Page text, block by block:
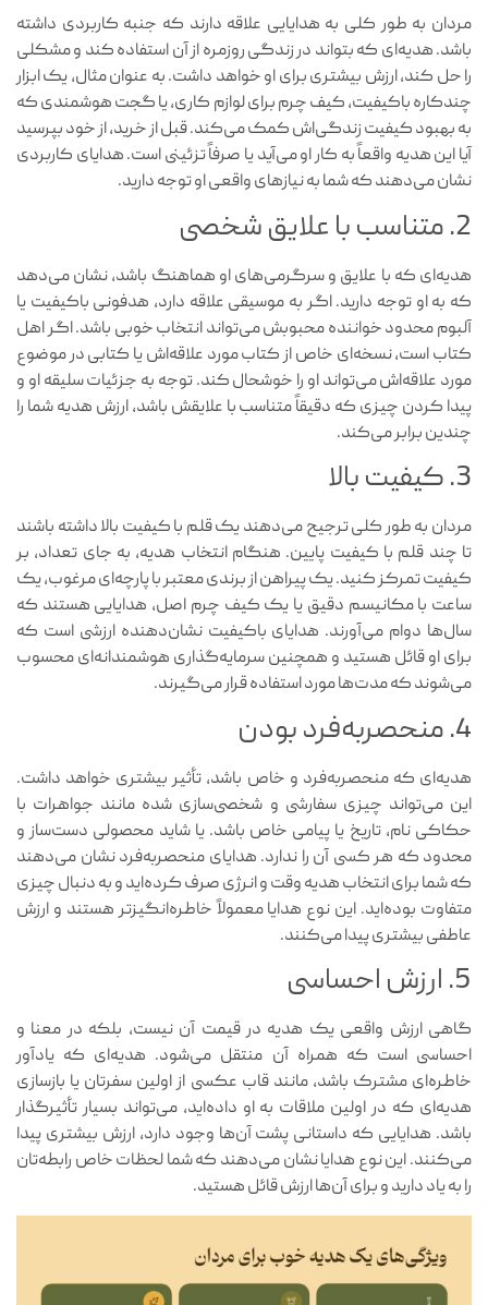
مردان به طور کلی به هدایایی علاقه دارند که جنبه کاربردی داشته
باشد. هدیه‌ای که بتواند در زندگی روزمره از آن استفاده کند و مشکلی
را حل کند، ارزش بیشتری برای او خواهد داشت. به عنوان مثال، یک ابزار
چندکاره باکیفیت، کیف چرم برای لوازم کاری، یا گجت هوشمندی که
به بهبود کیفیت زندگی‌اش کمک می‌کند. قبل از خرید، از خود بپرسید
آیا این هدیه واقعاً به کار او می‌آید یا صرفاً تزئینی است. هدایای کاربردی
نشان می‌دهند که شما به نیازهای واقعی او توجه دارید.
2. متناسب با علایق شخصی
هدیه‌ای که با علایق و سرگرمی‌های او هماهنگ باشد، نشان می‌دهد
که به او توجه دارید. اگر به موسیقی علاقه دارد، هدفونی باکیفیت یا
آلبوم محدود خواننده محبوبش می‌تواند انتخاب خوبی باشد. اگر اهل
کتاب است، نسخه‌ای خاص از کتاب مورد علاقه‌اش یا کتابی در موضوع
مورد علاقه‌اش می‌تواند او را خوشحال کند. توجه به جزئیات سلیقه او و
پیدا کردن چیزی که دقیقاً متناسب با علایقش باشد، ارزش هدیه شما را
چندین برابر می‌کند.
3. کیفیت بالا
مردان به طور کلی ترجیح می‌دهند یک قلم با کیفیت بالا داشته باشند
تا چند قلم با کیفیت پایین. هنگام انتخاب هدیه، به جای تعداد، بر
کیفیت تمرکز کنید. یک پیراهن از برندی معتبر با پارچه‌ای مرغوب، یک
ساعت با مکانیسم دقیق یا یک کیف چرم اصل، هدایایی هستند که
سال‌ها دوام می‌آورند. هدایای باکیفیت نشان‌دهنده ارزشی است که
برای او قائل هستید و همچنین سرمایه‌گذاری هوشمندانه‌ای محسوب
می‌شوند که مدت‌ها مورد استفاده قرار می‌گیرند.
4. منحصربه‌فرد بودن
هدیه‌ای که منحصربه‌فرد و خاص باشد، تأثیر بیشتری خواهد داشت.
این می‌تواند چیزی سفارشی و شخصی‌سازی شده مانند جواهرات با
حکاکی نام، تاریخ یا پیامی خاص باشد. یا شاید محصولی دست‌ساز و
محدود که هر کسی آن را ندارد. هدایای منحصربه‌فرد نشان می‌دهند
که شما برای انتخاب هدیه وقت و انرژی صرف کرده‌اید و به دنبال چیزی
متفاوت بوده‌اید. این نوع هدایا معمولاً خاطره‌انگیزتر هستند و ارزش
عاطفی بیشتری پیدا می‌کنند.
5. ارزش احساسی
گاهی ارزش واقعی یک هدیه در قیمت آن نیست، بلکه در معنا و
احساسی است که همراه آن منتقل می‌شود. هدیه‌ای که یادآور
خاطره‌ای مشترک باشد، مانند قاب عکسی از اولین سفرتان یا بازسازی
هدیه‌ای که در اولین ملاقات به او داده‌اید، می‌تواند بسیار تأثیرگذار
باشد. هدایایی که داستانی پشت آن‌ها وجود دارد، ارزش بیشتری پیدا
می‌کنند. این نوع هدایا نشان می‌دهند که شما لحظات خاص رابطه‌تان
را به یاد دارید و برای آن‌ها ارزش قائل هستید.